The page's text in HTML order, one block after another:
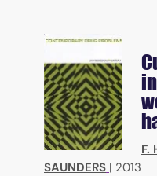
F.
SAUNDERS | 2013